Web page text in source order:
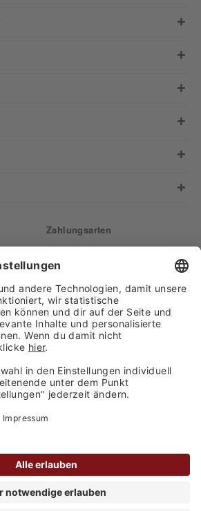
Zahlungsarten
Finden Sie uns auf:
Großhandel GmbH